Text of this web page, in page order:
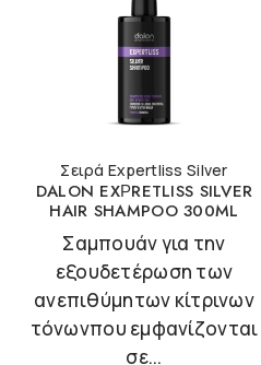
Σειρά Expertliss Silver
DALON EXΡRETLISS SILVER
HAIR SHAMPOO 300ML
Σαμπουάν για την
εξουδετέρωση των
ανεπιθύμητων κίτρινων
τόνωνπου εμφανίζονται
σε...